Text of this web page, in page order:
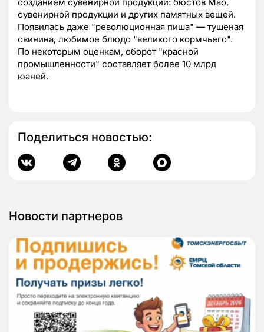
созданием сувенирной продукции: бюстов Мао,
сувенирной продукции и других памятных вещей.
Появилась даже "революционная пиша" — тушеная
свинина, любимое блюдо "великого кормчьего".
По некоторым оценкам, оборот "красной
промышленности" составляет более 10 млрд
юаней.
Поделиться новостью:
Новости партнеров